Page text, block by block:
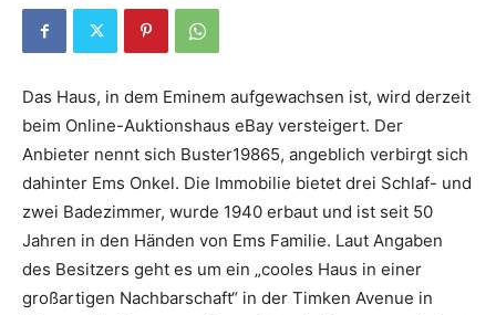
Das Haus, in dem Eminem aufgewachsen ist, wird derzeit
beim Online-Auktionshaus eBay versteigert. Der
Anbieter nennt sich Buster19865, angeblich verbirgt sich
dahinter Ems Onkel. Die Immobilie bietet drei Schlaf- und
zwei Badezimmer, wurde 1940 erbaut und ist seit 50
Jahren in den Händen von Ems Familie. Laut Angaben
des Besitzers geht es um ein „cooles Haus in einer
großartigen Nachbarschaft“ in der Timken Avenue in